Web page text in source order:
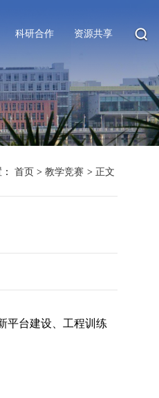
科研合作 资源共享
首页 > 教学竞赛 > 正文
平台建设、工程训练